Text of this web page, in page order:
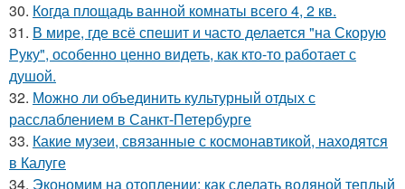
30. Когда площадь ванной комнаты всего 4, 2 кв.
31. В мире, где всё спешит и часто делается "на Скорую
Руку", особенно ценно видеть, как кто-то работает с
душой.
32. Можно ли объединить культурный отдых с
расслаблением в Санкт-Петербурге
33. Какие музеи, связанные с космонавтикой, находятся
в Калуге
34. Экономим на отоплении: как сделать водяной теплый